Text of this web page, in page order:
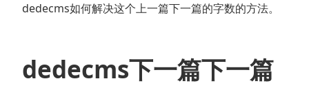
dedecms如何解决这个上一篇下一篇的字数的方法。
dedecms下一篇下一篇